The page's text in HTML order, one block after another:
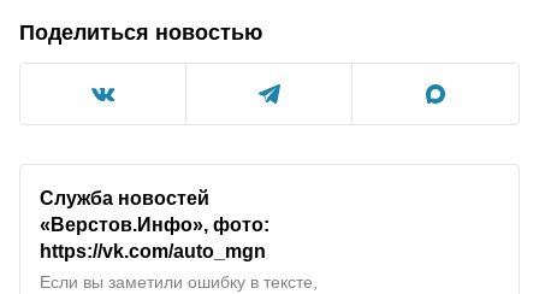
Поделиться новостью
Служба новостей
«Верстов.Инфо», фото:
https://vk.com/auto_mgn
Если вы заметили ошибку в тексте,